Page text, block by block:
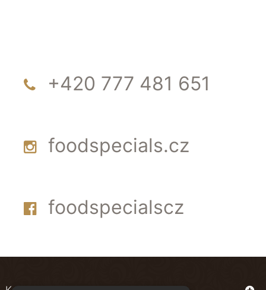
+420 777 481 651
foodspecials.cz
foodspecialscz